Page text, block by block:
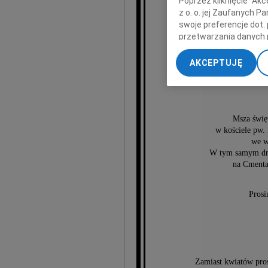
Msza
w kościele pw.
we
W tym samym
na
Zamiast kwiatów
z o. o. jej Zaufanych
swoje preferencje dot.
przetwarzania danych
„Ustawienia
My, nasi Zaufani
dokładnych danych
Przechowywanie
AKCEPTUJĘ